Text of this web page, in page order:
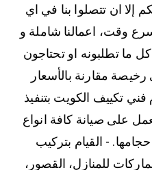
إلا ان تتصلوا بنا في اي
وقت، اعمالنا شاملة و
ما تطلبونه او تحتاجون
رخيصة مقارنة بالأسعار
تكييف الكويت بتنفيذ
على صيانة كافة انواع
- القيام بتركيب
للمنازل، القصور،